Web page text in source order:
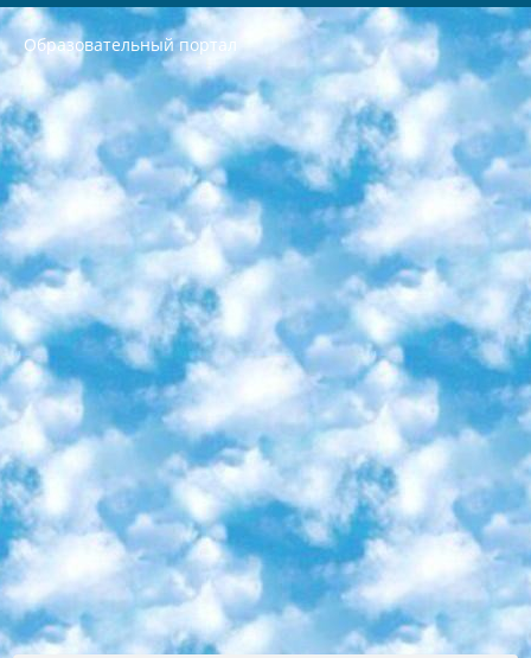
Образовательный портал
РЕСПУБЛИКА УЗБЕКИСТАН МИНИСТРЕРСТВО ДОШКОЛЬНОГО И ШКОЛЬНОГО ОБРАЗОВАНИЯ КОМАНДА в общеобразовательных учреждениях в 2023-2024 учебном году организация и проведение итоговой государственной аттестации обучающихся о Министра дошкольного и школьного образования Республики Узбекистан от 4 марта 2008 года (постановлением Минюста от 20 марта 2008 года № 1778 государственной регистрации) «Итоговое состояние учащихся общего среднего образования на основании положения об утверждении положения об аттестации общего среднего образования выпускной экзамен студентов в образовательных учреждениях в 2023-2024 учебном году В целях организации и прохождения аттестации приказываю: 1. Следующее: перечень предметов, по которым будет проводиться итоговая государственная аттестация и экзамен формы перевода согласно приложению 1; сертификаты международного образца, оценивающие уровень владения иностранными языками перечень согласно приложению 2; 2. Педагогический при специализированных образовательных учреждениях. научно-практический центр квалификации и международной оценки (Д.Давидова) 2024 г. До 25 марта: задания по предметам, по которым будет проводиться итоговая аттестация разработка и утверждение технических условий; итоговая аттестация на основании разработанного предметного задания разработка вопросов по предметам (устно и письменно), экзамен передача; общеобразовательные средние школы и специальные учебные заведения учащиеся выпускных классов школ и интернатов в агентской системе подготовка базы данных экзаменационных материалов и критериев оценки; перевод базы экзаменационных материалов на все языки обучения подать в Республиканский образовательный центр для изготовления; варианты экзаменов на основе разработанных контрольных материалов пусть будут поставлены задачи формирования. 3. Республиканский образовательный центр (Ш.Худайкулов) до 5 апреля 2024 года. до: база данных предоставленных экзаменационных материалов на все языки обучения перевод и экспертиза; для слепых, слабовидящих, глухих, слабослышащих и умственно отсталых детей учащиеся выпускных классов специализированных школ и школ-интернатов база данных экзаменационных материалов на всех преподаваемых языках подготовка критериев оценки; специализированные школы для умственно отсталых детей и технологии для учащихся выпускных классов школ-интернатов разработка соответствующих рекомендаций и критериев проведения ЕГЭ по естествознанию давать задания. 4. Педагогический при специализированных образовательных учреждениях. Научно-практический центр навыков и международной оценки (Д.Давидова), Республика образовательный центр (Худайкулов Ш.) итоговый государственный аттестационный экзамен ориентирован на творческое и логическое мышление при подготовке базы материалов учитывать введение заданий. 5. Следует отметить, что: сертификат государственного образца о знании общеобразовательного предмета и как минимум национальный уровень B1 по предметам на иностранных языках, указанным в Приложении 2. или международно признанный сертификат эквивалентного уровня студенты, изучающие определенный предмет, освобождаются от экзамена; по соответствующим предметам запланирована итоговая государственная аттестация за день до дня, путем жеребьевки Рабочей группой (в письменной форме по предметам, проводимым в форме) из числа сформированных вариантов выбрано 2 варианта; 2 выбранных варианта экзамена анонсированы на официальном сайте министерства и все выпускники по всей стране на основе этих вариантов проводит итоговую государственную аттестацию. 6. Государственное образование учащихся средних общеобразовательных учреждений. знания в соответствии с квалификационными требованиями, которые необходимо приобрести на основании стандартов итоговый (выпускной) контроль для 9 и 11 классов в целях тестирования Экзамены (далее – экзамены) состоят из предметов, перечисленных в приложении 1. будет сделано. 7. Экзамены пройдут с 26 мая по 15 июня 2024 г. (кроме науки физического воспитания). 8. Физическая для учащихся 9 классов общесредних образовательных учреждений. Экзамены по предмету «Образование, квалификация медицина» 1-6 мая 2024 года. сотрудники перевести под присмотр (с отклонениями в физическом или умственном развитии) специализированная школа для детей, школы-интернаты и со сколиозом школы-интернаты санаторного типа для больных детей исключены). 9. Он был слепым, слабовидящим и имел нарушения опорно-двигательного аппарата. экзамены в специализированных школах и интернатах для детей должны проводиться исходя из требований, предъявляемых к общеобразовательным учреждениям (физкультура кроме науки). 10. Специализированная школа для глухих и слабослышащих детей. и экзамены в интернатах и быть реализован в виде письменного теста по математике. 11. Специальность для умственно отсталых детей. Для 9 класса Родной язык и литературное письмо Государственный язык (язык обучения – узбекский). для неклассов) написано Математическое письмо Письменная/устная история Узбекистана Физическое воспитание практично Итоговый контроль Для 11 класса Написание родного языка и литературы (эссе) Математическое письмо Узбекский язык (обучение на узбекском языке) не посещающее общее среднее образование для учреждений)/Образовательное учреждение выбор письменный и устный Иностранный язык письменный/устный Письменная/устная история Узбекистана *По выбору студента:  Химия  Физика  Основы государственного права  География 10 бесплатных образовательных ресурсов - Мы составили подборку онлайн-проектов с интерактивными упражнениями, видеолекциями и статьями. Они помогут вам обрести новые и освежить старые знания бесплатно. 1. «ИНТУИТ» Старейшая образовательная площадка Рунета. Здесь вы найдёте сотни текстовых и видеокурсов на десятки различных тем — от программирования до психологии. Многие курсы подготовлены российскими университетами и крупными международными компаниями вроде Intel и Microsoft. Самостоятельное обучение бесплатное, но желающие могут оплатить услуги персональных наставников. 2. «Смартия» знакомит с актуальными профессиями и подсказывает, как им обучаться. Выбрав заинтересовавшую вас специальность — SMM-специалист, фотограф, веб-дизайнер или другую, — увидите список необходимых для неё умений. Чтобы вы могли освоить их самостоятельно, для каждого умения площадка отображает подборку ссылок на учебные материалы. Хотя «Смартия» ориентируется на русскоязычную аудиторию, часть контента всё же доступна только на английском. 3. «Лекторий Физтеха» Проект Московского физико-технического института (Физтеха). С его помощью вы можете смотреть онлайн серии лекций, записанные на видео в этом вузе. В числе доступных предметов — физика, биология, химия, информационные технологии и другие. К некоторым лекциям администрация ресурса прилагает готовые конспекты, которые можно скачивать в PDF-формате. 4. ITMOcourses Онлайн-площадка Санкт-Петербургского национального исследовательского университета информационных технологий, механики и оптики (ИТМО). Ресурс предоставляет свободный доступ к курсам, разработанным в этом вузе. Каталог материалов разбит на четыре категории: «Оптические системы и технологии», «Приборостроение и робототехника», «Информационные технологии» и «Биотехнологии». Курсы состоят из видеолекций, интерактивных демонстраций и заданий. 5. «КиберЛенинка» Электронная научная библиотека открытого доступа. Каталог площадки регулярно обрастает текстами статей из различных научных изданий. Сгруппированные по журналам и рубрикам публикации можно читать онлайн или скачивать целиком в PDF-формате. Проект нацелен на популяризацию науки за счёт открытого доступа к качественной информации. 6. «ПостНаука» На этом ресурсе публикуют подборки видеолекций, составленные экспертами из разных отраслей и объединённые общими темами. Среди них, к примеру, есть серии «Биоинформатика и геномика», «Культура средневековой Скандинавии» и Cinema Studies о теории кино. Каждая подборка лекций — логически связанная история, рассказанная экспертом от первого лица. Кроме того, на сайте появляются научно-образовательные статьи и тесты на разные темы. 7. «Newочём» Команда проекта «Newочём» отбирает самые интересные тексты из англоязычных СМИ и переводит те из них, за которые голосуют участники сообщества «ВКонтакте». По большей части это научно-популярные статьи. Редакторы придумывают лишь заголовки, в остальном содержание переводов соответствует оригиналам. Полные тексты можно читать прямо в социальной сети. 8. InternetUrok Онлайн-база материалов по основным дисциплинам школьной программы. Информация на сайте структурирована по классам, предметам и темам (урокам). Каждый урок состоит из видеолекций и конспектов. Есть также интерактивные тренажёры и тесты для закрепления пройденного материала. Даже если вы давно окончили школу, возможность повторить программу старших классов всегда может пригодиться. 9. Edutainme Ещё один ресурс об образовании. В отличие от Newtonew, как мне кажется, Edutainme больше ориентируется на представителей индустрии: педагогов, предпринимателей, разработчиков образовательных проектов. Но и любой, кто просто стремится к саморазвитию, найдёт на сайте много полезного и интересного для себя. Например, информацию о новых курсах и образовательных сервисах. 10. Newtonew Онлайн-медиа об образовании и обучении в широком смысле. Авторы Newtonew пишут об инструментах, заведениях, тактиках и стратегиях, которые помогают учить других и получать новые знания самостоятельно. На этой площадке вы найдёте новости, обзоры, аналитические мат